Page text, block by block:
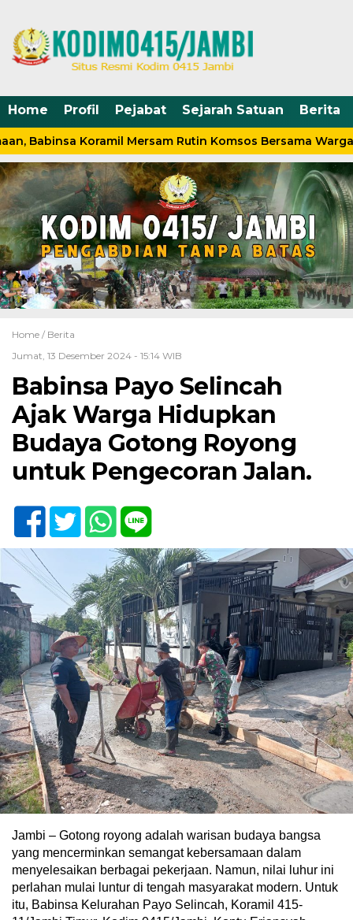
Home Profil Pejabat Sejarah Satuan Berita
Babinsa Koramil Mersam Rutin Komsos Bersama Warga
Home / Berita
Jumat, 13 Desember 2024 - 15:14 WIB
Babinsa Payo Selincah
Ajak Warga Hidupkan
Budaya Gotong Royong
untuk Pengecoran Jalan.
Jambi – Gotong royong adalah warisan budaya bangsa
yang mencerminkan semangat kebersamaan dalam
menyelesaikan berbagai pekerjaan. Namun, nilai luhur ini
perlahan mulai luntur di tengah masyarakat modern. Untuk
itu, Babinsa Kelurahan Payo Selincah, Koramil 415-